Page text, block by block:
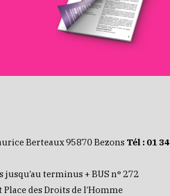
Berteaux 95870 Bezons Tél : 01 34
terminus + BUS n° 272
des Droits de l’Homme